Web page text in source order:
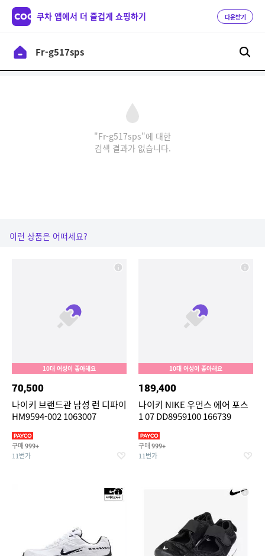
쿠차 앱에서 더 즐겁게 쇼핑하기 다운받기
"Fr-g517sps"에 대한
검색 결과가 없습니다.
이런 상품은 어떠세요?
10대 여성이 좋아해요
70,500
나이키 브랜드관 남성 런 디파이
HM9594-002 1063007
구매 999+
11번가
10대 여성이 좋아해요
189,400
나이키 NIKE 우먼스 에어 포스
1 07 DD8959100 166739
구매 999+
11번가